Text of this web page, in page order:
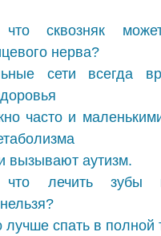
сквозняк
нерва?
сети всегда
часто и
вызывают аутизм.
лечить зубы
лучше спать в полной